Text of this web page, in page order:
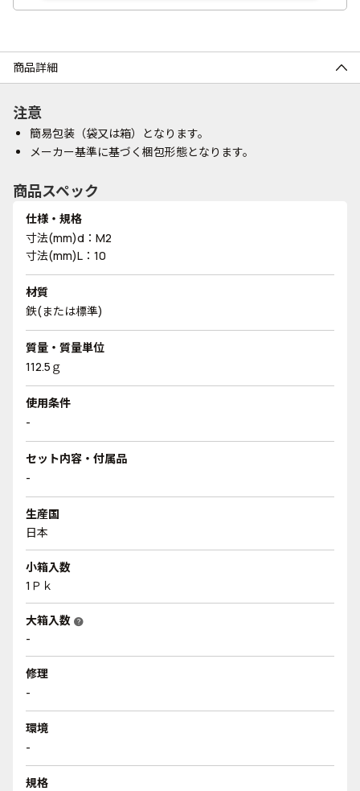
商品詳細
注意
簡易包装（袋又は箱）となります。
メーカー基準に基づく梱包形態となります。
商品スペック
仕様・規格
寸法(mm)d：M2
寸法(mm)L：10
材質
鉄(または標準)
質量・質量単位
112.5ｇ
使用条件
-
セット内容・付属品
-
生産国
日本
小箱入数
1Ｐｋ
大箱入数 help
-
修理
-
環境
-
規格